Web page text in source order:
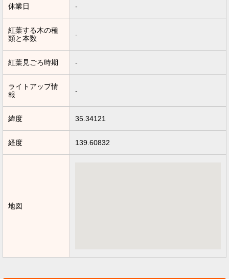
休業日 -
紅葉する木の種
類と本数
-
紅葉見ごろ時期 -
ライトアップ情
報
-
緯度 35.34121
経度 139.60832
地図